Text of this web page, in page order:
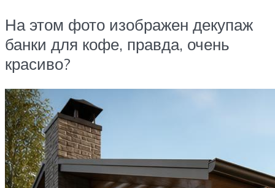
На этом фото изображен декупаж
банки для кофе, правда, очень
красиво?